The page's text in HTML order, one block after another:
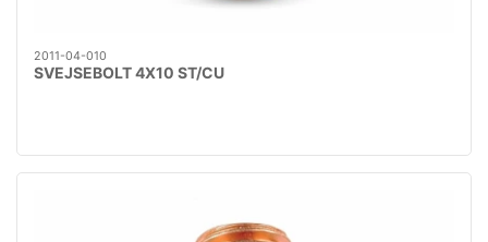
2011-04-010
SVEJSEBOLT 4X10 ST/CU